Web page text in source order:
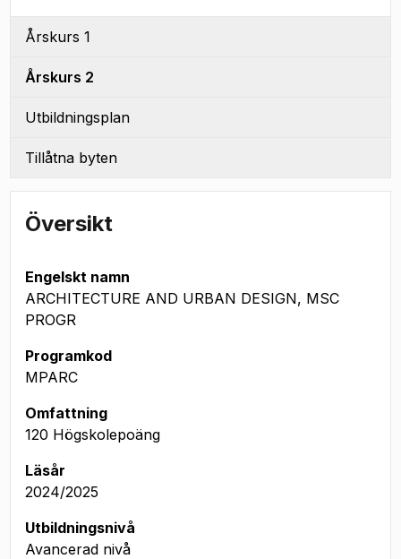
Årskurs 1
Årskurs 2
Utbildningsplan
Tillåtna byten
Översikt
Engelskt namn
ARCHITECTURE AND URBAN DESIGN, MSC
PROGR
Programkod
MPARC
Omfattning
120 Högskolepoäng
Läsår
2024/2025
Utbildningsnivå
Avancerad nivå